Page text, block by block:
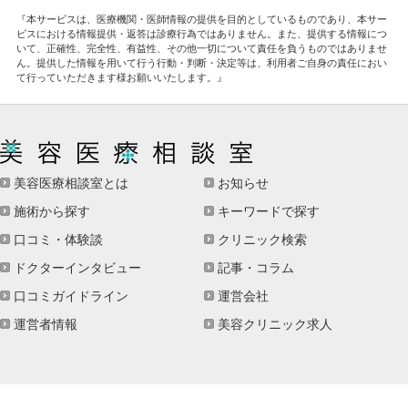
『本サービスは、医療機関・医師情報の提供を目的としているものであり、本サー
ビスにおける情報提供・返答は診療行為ではありません。また、提供する情報につ
いて、正確性、完全性、有益性、その他一切について責任を負うものではありませ
ん。提供した情報を用いて行う行動・判断・決定等は、利用者ご自身の責任におい
て行っていただきます様お願いいたします。』
美容医療相談室とは
お知らせ
施術から探す
キーワードで探す
口コミ・体験談
クリニック検索
ドクターインタビュー
記事・コラム
口コミガイドライン
運営会社
運営者情報
美容クリニック求人